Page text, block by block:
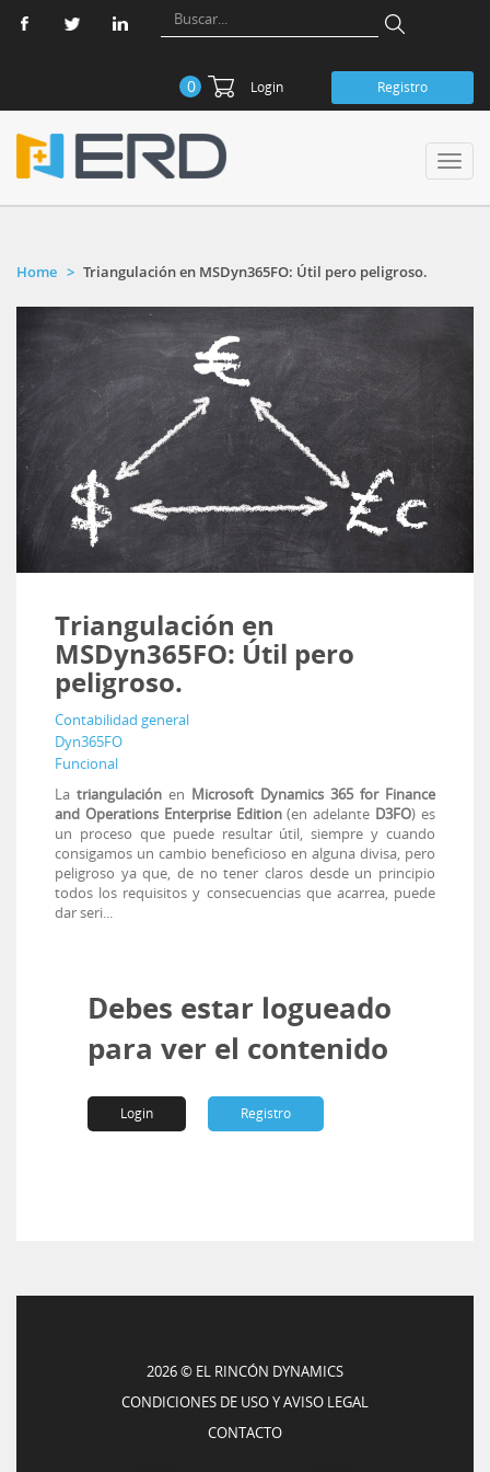
0 Login Registro
Home Triangulación en MSDyn365FO: Útil pero peligroso.
Triangulación en
MSDyn365FO: Útil pero
peligroso.
Contabilidad general
Dyn365FO
Funcional
La triangulación en Microsoft Dynamics 365 for Finance
and Operations Enterprise Edition(en adelante D3FO) es
un proceso que puede resultar útil, siempre y cuando
consigamos un cambio beneficioso en alguna divisa, pero
peligroso ya que, de no tener claros desde un principio
todos los requisitos y consecuencias que acarrea, puede
dar seri...
Debes estar logueado
para ver el contenido
Login Registro
2026 © EL RINCÓN DYNAMICS
CONDICIONES DE USO Y AVISO LEGAL
CONTACTO